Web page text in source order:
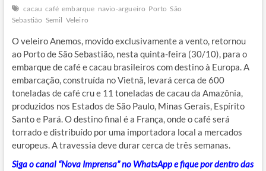
cacau café embarque navio-argueiro Porto São
Sebastião Semil Veleiro
O veleiro Anemos, movido exclusivamente a vento, retornou
ao Porto de São Sebastião, nesta quinta-feira (30/10), para o
embarque de café e cacau brasileiros com destino à Europa. A
embarcação, construída no Vietnã, levará cerca de 600
toneladas de café cru e 11 toneladas de cacau da Amazônia,
produzidos nos Estados de São Paulo, Minas Gerais, Espírito
Santo e Pará. O destino final é a França, onde o café será
torrado e distribuído por uma importadora local a mercados
europeus. A travessia deve durar cerca de três semanas.
Siga o canal “Nova Imprensa” no WhatsApp e fique por dentro das